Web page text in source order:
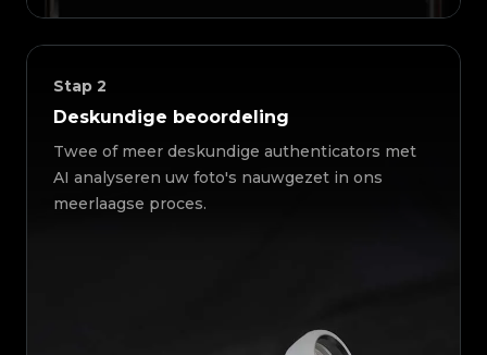
Stap 2
Deskundige beoordeling
Twee of meer deskundige authenticators met
AI analyseren uw foto's nauwgezet in ons
meerlaagse proces.